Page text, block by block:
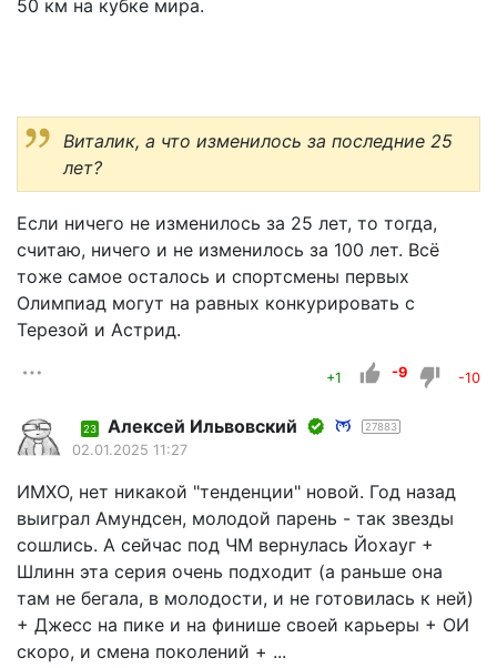
50 км на кубке мира.
Виталик, а что изменилось за последние 25
лет?
Если ничего не изменилось за 25 лет, то тогда,
считаю, ничего и не изменилось за 100 лет. Всё
тоже самое осталось и спортсмены первых
Олимпиад могут на равных конкурировать с
Терезой и Астрид.
+1 -9 -10
23 Алексей Ильвовский 27883
02.01.2025 11:27
ИМХО, нет никакой "тенденции" новой. Год назад
выиграл Амундсен, молодой парень - так звезды
сошлись. А сейчас под ЧМ вернулась Йохауг +
Шлинн эта серия очень подходит (а раньше она
там не бегала, в молодости, и не готовилась к ней)
+ Джесс на пике и на финише своей карьеры + ОИ
скоро, и смена поколений + ...